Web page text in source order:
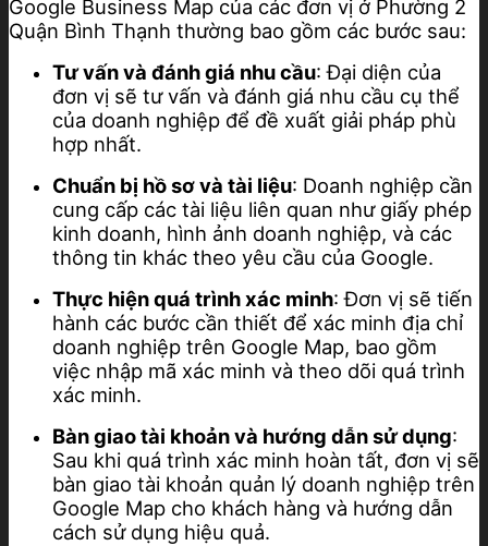
Google Business Map của các đơn vị ở Phường 2
Quận Bình Thạnh thường bao gồm các bước sau:
Tư vấn và đánh giá nhu cầu: Đại diện của
đơn vị sẽ tư vấn và đánh giá nhu cầu cụ thể
của doanh nghiệp để đề xuất giải pháp phù
hợp nhất.
Chuẩn bị hồ sơ và tài liệu: Doanh nghiệp cần
cung cấp các tài liệu liên quan như giấy phép
kinh doanh, hình ảnh doanh nghiệp, và các
thông tin khác theo yêu cầu của Google.
Thực hiện quá trình xác minh: Đơn vị sẽ tiến
hành các bước cần thiết để xác minh địa chỉ
doanh nghiệp trên Google Map, bao gồm
việc nhập mã xác minh và theo dõi quá trình
xác minh.
Bàn giao tài khoản và hướng dẫn sử dụng:
Sau khi quá trình xác minh hoàn tất, đơn vị sẽ
bàn giao tài khoản quản lý doanh nghiệp trên
Google Map cho khách hàng và hướng dẫn
cách sử dụng hiệu quả.